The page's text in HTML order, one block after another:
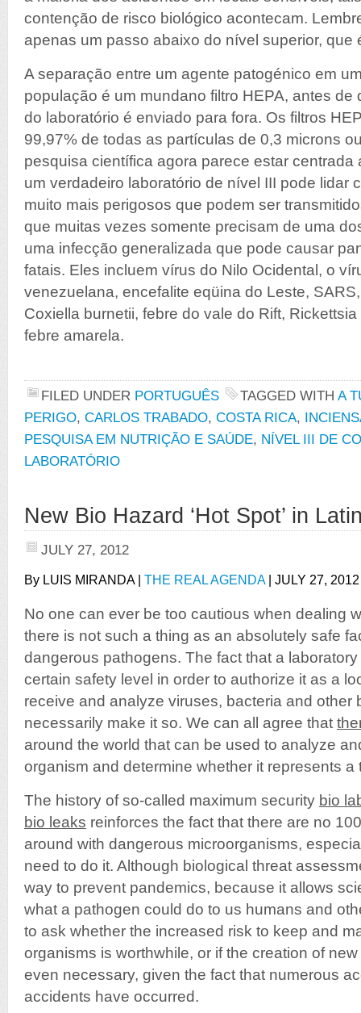
contenção de risco biológico acontecam.
apenas um passo abaixo do nível superior, que
A separação entre um agente patogénico em
população é um mundano filtro HEPA, antes de
do laboratório é enviado para fora. Os filtros
99,97% de todas as partículas de 0,3 microns
pesquisa científica agora parece estar centrada
um verdadeiro laboratório de nível III pode lidar
muito mais perigosos que podem ser
que muitas vezes somente precisam de uma
uma infecção generalizada que pode causar
fatais. Eles incluem vírus do Nilo Ocidental, o
venezuelana, encefalite eqüina do Leste,
Coxiella burnetii, febre do vale do Rift,
febre amarela.
FILED UNDER PORTUGUÊS TAGGED WITH A
PERIGO, CARLOS TRABADO, COSTA RICA,
PESQUISA EM NUTRIÇÃO E SAÚDE, NÍVEL III DE
LABORATÓRIO
New Bio Hazard ‘Hot Spot’ in
JULY 27, 2012
By LUIS MIRANDA | THE REAL AGENDA| JULY 27, 2012
No one can ever be too cautious when dealing
there is not such a thing as an absolutely safe
dangerous pathogens. The fact that a
certain safety level in order to authorize it as a
receive and analyze viruses, bacteria and other
necessarily make it so. We can all agree that
around the world that can be used to analyze
organism and determine whether it represents a
The history of so-called maximum security bio
bio leaks reinforces the fact that there are no
around with dangerous microorganisms,
need to do it. Although biological threat
way to prevent pandemics, because it allows
what a pathogen could do to us humans and
to ask whether the increased risk to keep and
organisms is worthwhile, or if the creation of
even necessary, given the fact that numerous
accidents have occurred.